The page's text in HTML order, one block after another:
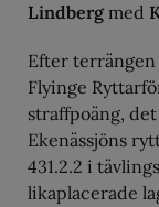
Lindbergmed
Efter terrängen
Flyinge
straffpoäng,
Ekenässjöns
431.2.2 i
likaplacerade